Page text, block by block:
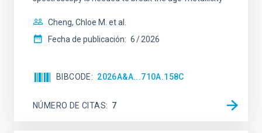
Cheng, Chloe M. et al.
Fecha de publicación: 6 2026
BIBCODE 2026A&A...710A.158C
NÚMERO DE CITAS 7